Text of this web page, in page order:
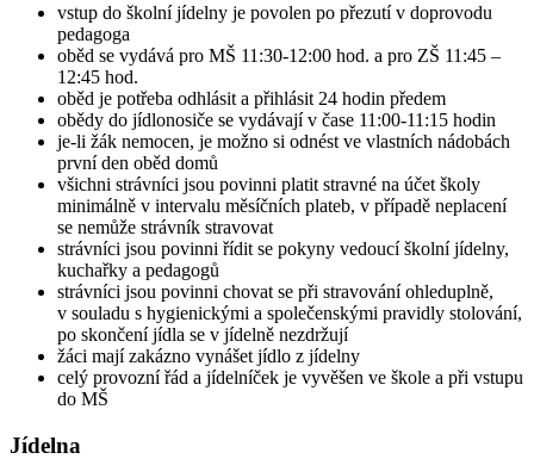
vstup do školní jídelny je povolen po přezutí v doprovodu
pedagoga
oběd se vydává pro MŠ 11:30-12:00 hod. a pro ZŠ 11:45 –
12:45 hod.
oběd je potřeba odhlásit a přihlásit 24 hodin předem
obědy do jídlonosiče se vydávají v čase 11:00-11:15 hodin
je-li žák nemocen, je možno si odnést ve vlastních nádobách
první den oběd domů
všichni strávníci jsou povinni platit stravné na účet školy
minimálně v intervalu měsíčních plateb, v případě neplacení
se nemůže strávník stravovat
strávníci jsou povinni řídit se pokyny vedoucí školní jídelny,
kuchařky a pedagogů
strávníci jsou povinni chovat se při stravování ohleduplně,
v souladu s hygienickými a společenskými pravidly stolování,
po skončení jídla se v jídelně nezdržují
žáci mají zakázno vynášet jídlo z jídelny
celý provozní řád a jídelníček je vyvěšen ve škole a při vstupu
do MŠ
Jídelna